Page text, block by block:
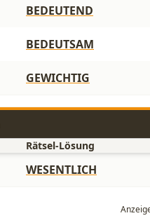
BEDEUTEND
BEDEUTSAM
GEWICHTIG
Rätsel-Lösung
WESENTLICH